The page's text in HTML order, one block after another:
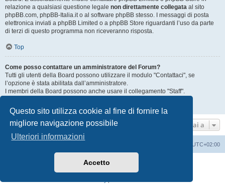
Questo sito utilizza cookie al fine di fornire la
migliore navigazione possibile
Ulteriori informazioni
Accetto
relazione a qualsiasi questione legale non direttamente collegata al sito
phpBB.com, phpBB-Italia.it o al software phpBB stesso. I messaggi di posta
elettronica inviati a phpBB Limited o a phpBB Store riguardanti l’uso da parte
di terzi di questo programma non riceveranno risposta.
Top
Come posso contattare un amministratore del Forum?
Tutti gli utenti della Board possono utilizzare il modulo "Contattaci", se
l’opzione è stata abilitata dall’amministratore.
I membri della Board possono anche usare il collegamento "Staff".
Top
Vai a
UTC+02:00
phpBB® Forum Software © phpBB Limited
phpBB-Italia.it